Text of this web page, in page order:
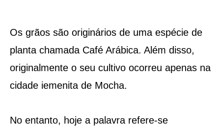
Os grãos são originários de uma espécie de
planta chamada Café Arábica. Além disso,
originalmente o seu cultivo ocorreu apenas na
cidade iemenita de Mocha.
No entanto, hoje a palavra refere-se